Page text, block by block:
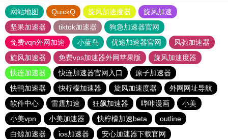
网站地图 QuickQ 旋风加速度器
旋风加速
坚果加速器
tiktok加速器
狗急加速器官网
免费vqn外网加速
小蓝鸟 优途加速器官网
风驰加速器
旋风加速器
免费vps加速器外网苹果版
旋风加速度器
快连加速器
快连加速器官网入口
原子加速器
快鸭加速器
快柠檬加速器 旋风加速度器
外网网址导航
软件中心
雷霆加速 狂飙加速器 哔咔漫画
小美
小美vpn
小美加速器 快柠檬加速beta
outline
白鲸加速器
ios加速器
安心加速器下载官网